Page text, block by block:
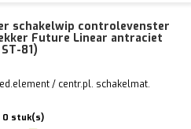
schakelwip controlevenster
Future Linear antraciet
81)
/ centr.pl. schakelmat.
0 stuk(s)